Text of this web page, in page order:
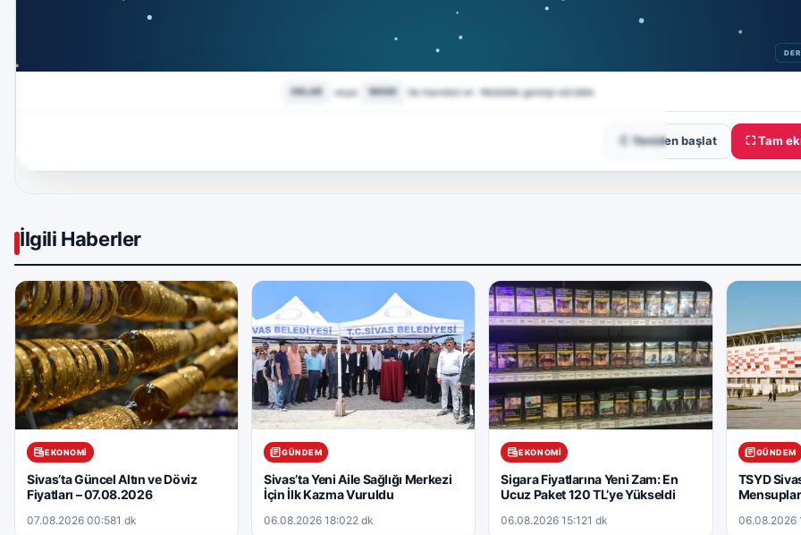
↻ Yeniden başlat ⛶ Tam
İlgili Haberler
EKONOMI
Sivas’ta Güncel Altın ve Döviz
Fiyatları – 07.08.2026
07.08.2026 00:581 dk
GÜNDEM
Sivas’ta Yeni Aile Sağlığı Merkezi
İçin İlk Kazma Vuruldu
06.08.2026 18:022 dk
EKONOMI
Sigara Fiyatlarına Yeni Zam: En
Ucuz Paket 120 TL’ye Yükseldi
06.08.2026 15:121 dk
GÜNDEM
TSYD
06.08.2026